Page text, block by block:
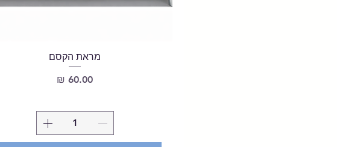
מראת הקסם
מחיר